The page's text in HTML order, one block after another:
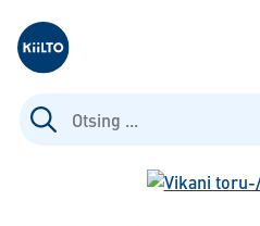
Kiilto Estonia
Otsi: